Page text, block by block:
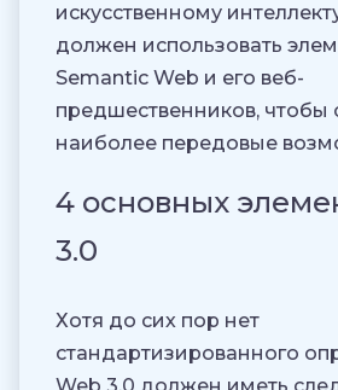
искусственному
должен использовать
Semantic Web и его веб-
предшественников, чтобы
наиболее передовые
4 основных
3.0
Хотя до сих пор нет
стандартизированного